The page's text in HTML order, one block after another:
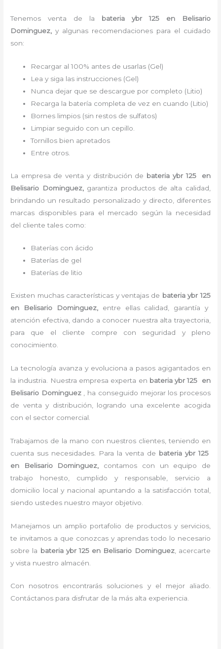
Tenemosventa de la bateria ybr 125 en Belisario
Dominguez,y algunas recomendaciones para el cuidado
son:
Recargar al 100% antes de usarlas (Gel)
Lea y siga las instrucciones (Gel)
Nunca dejar que se descargue por completo (Litio)
Recarga la batería completa de vez en cuando (Litio)
Bornes limpios (sin restos de sulfatos)
Limpiar seguido con un cepillo.
Tornillos bien apretados
Entre otros.
La empresa de venta y distribución de bateria ybr 125
en
Belisario Dominguez, garantiza productos de alta calidad,
brindando un resultado personalizado y directo, diferentes
marcas disponibles para el mercado según la necesidad
del cliente tales como:
Baterías con ácido
Baterías de gel
Baterías de litio
Existen muchas características y ventajas de bateria ybr 125
en Belisario Dominguez,
entre ellas calidad, garantía y
atención efectiva, dando a conocer nuestra alta trayectoria,
para que el cliente compre con seguridad y pleno
conocimiento.
La tecnología avanza y evoluciona a pasos agigantados en
la industria. Nuestra empresa experta en bateria ybr 125 en
Belisario Dominguez
, ha conseguido mejorar los procesos
de venta y distribución, logrando una excelente acogida
con el sector comercial.
Trabajamos de la mano con nuestros clientes, teniendo en
cuenta sus necesidades. Para la venta de bateria ybr 125
en Belisario Dominguez, contamos con un equipo de
trabajo honesto, cumplido y responsable, servicio a
domicilio local y nacional apuntando a la satisfacción total,
siendo ustedes nuestro mayor objetivo.
Manejamos un amplio portafolio de productos y servicios,
te invitamos a que conozcas y aprendas todo lo necesario
sobre la bateria ybr 125 en Belisario Dominguez, acercarte
y vista nuestro almacén.
Con nosotros encontrarás soluciones y el mejor aliado.
Contáctanos para disfrutar de la más alta experiencia.